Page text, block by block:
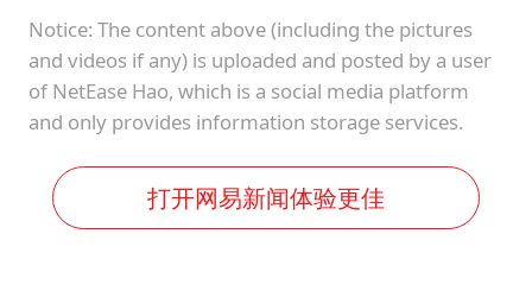
Notice: The content above (including the pictures
and videos if any) is uploaded and posted by a user
of NetEase Hao, which is a social media platform
and only provides information storage services.
打开网易新闻体验更佳